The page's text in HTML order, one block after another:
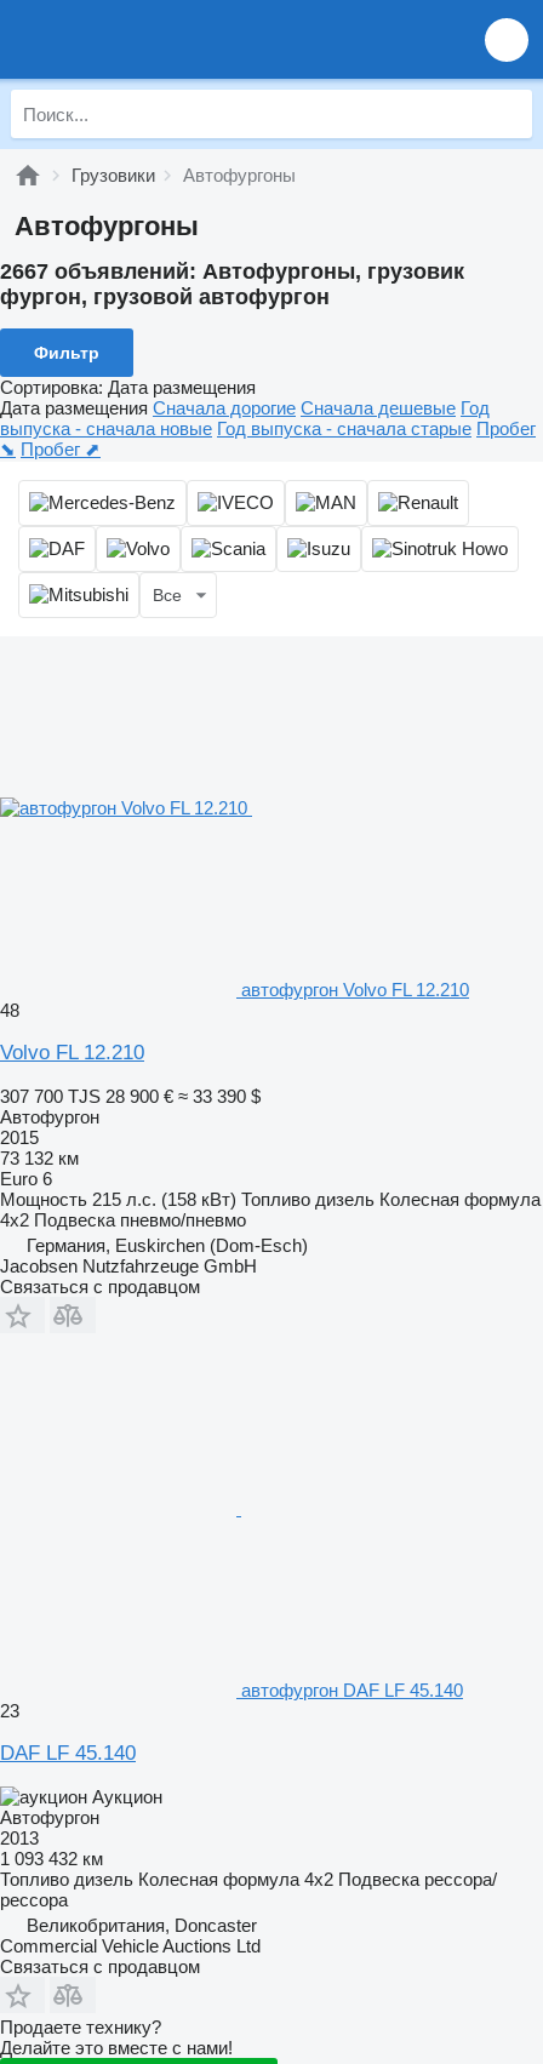
Грузовики Автофургоны
Автофургоны
2667 объявлений: Автофургоны, грузовик
фургон, грузовой автофургон
Фильтр
Сортировка: Дата размещения
Дата размещения Сначала дорогие Сначала дешевые Год
выпуска - сначала новые Год выпуска - сначала старые Пробег
⬊ Пробег ⬈
Все
автофургон Volvo FL 12.210
48
Volvo FL 12.210
307 700 TJS 28 900 € ≈ 33 390 $
Автофургон
2015
73 132 км
Euro 6
Мощность 215 л.с. (158 кВт) Топливо дизель Колесная формула
4x2 Подвеска пневмо/пневмо
Германия, Euskirchen (Dom-Esch)
Jacobsen Nutzfahrzeuge GmbH
Связаться с продавцом
автофургон DAF LF 45.140
23
DAF LF 45.140
Аукцион
Автофургон
2013
1 093 432 км
Топливо дизель Колесная формула 4x2 Подвеска рессора/
рессора
Великобритания, Doncaster
Commercial Vehicle Auctions Ltd
Связаться с продавцом
Продаете технику?
Делайте это вместе с нами!